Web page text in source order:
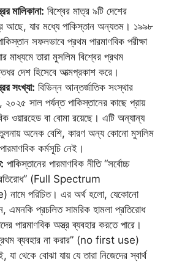
মালিকানা: বিশ্বের মাত্র ৯টি দেশের
আছে, যার মধ্যে পাকিস্তান অন্যতম। ১৯৯৮
সফলভাবে প্রথম পারমাণবিক পরীক্ষা
মাধ্যমে তারা মুসলিম বিশ্বের প্রথম
দেশ হিসেবে আত্মপ্রকাশ করে।
সংখ্যা: বিভিন্ন আন্তর্জাতিক সংস্থার
২০২৫ সাল পর্যন্ত পাকিস্তানের কাছে প্রায়
ওয়ারহেড বা বোমা রয়েছে। এটি অন্যান্য
অনেক বেশি, কারণ অন্য কোনো মুসলিম
কর্মসূচি নেই।
পাকিস্তানের পারমাণবিক নীতি “সর্বোচ্চ
(Full Spectrum
পরিচিত। এর অর্থ হলো, যেকোনো
এমনকি প্রচলিত সামরিক হামলা প্রতিরোধ
পারমাণবিক অস্ত্র ব্যবহার করতে পারে।
ব্যবহার না করার” (no first use)
থেকে বোঝা যায় যে তারা নিজেদের স্বার্থ